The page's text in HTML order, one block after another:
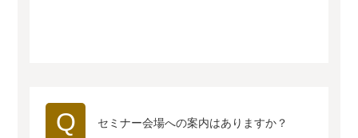
Q セミナー会場への案内はありますか？